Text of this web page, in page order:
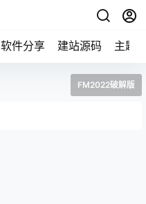
软件分享 建站源码 主题
FM2022破解版